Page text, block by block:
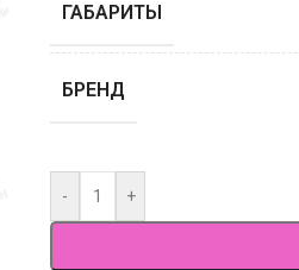
ГАБАРИТЫ
БРЕНД
- +